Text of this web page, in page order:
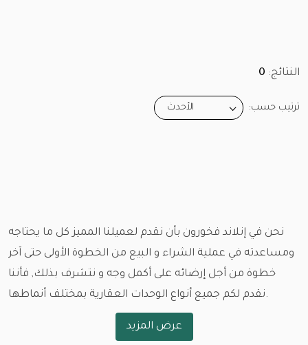
النتائج: 0
ترتيب حسب: الأحدث
نحن في إنلاند فخورون بأن نقدم لعميلنا المميز كل ما يحتاجه
ومساعدته في عملية الشراء و البيع من الخطوة الأولى حتى آخر
خطوة من أجل إرضائه على أكمل وجه و نتشرف بذلك, فأننا
نقدم لكم جميع أنواع الوحدات العقارية بمختلف أنماطها.
و باختلاف المساحات و الأسعار و مواعيد الاستلام , نود ان
عرض المزيد